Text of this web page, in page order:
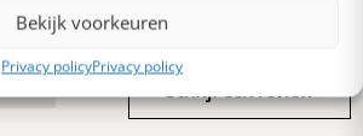
Bekijk voorkeuren
Privacy policyPrivacy policy